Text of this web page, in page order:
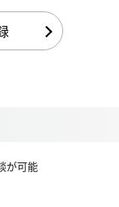
が可能